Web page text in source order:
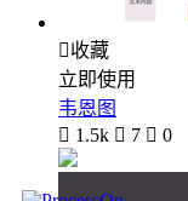
收藏
立即使用
韦恩图
 1.5k  7  0